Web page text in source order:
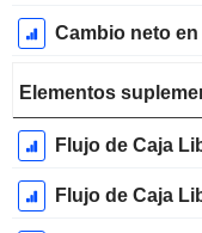
Cambio neto
Elementos
Flujo de Caja
Flujo de Caja